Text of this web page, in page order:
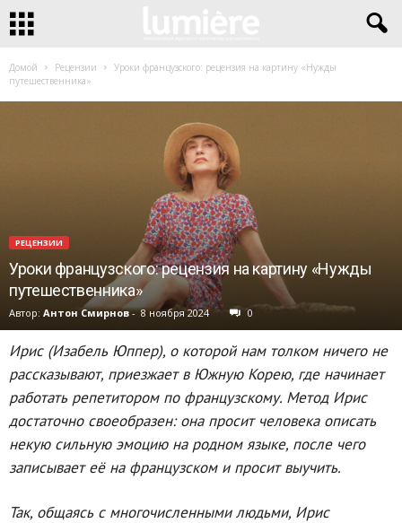
Домой Рецензии
Уроки французского: рецензия на картину «Нужды
путешественника»
РЕЦЕНЗИИ
Уроки французского: рецензия на картину «Нужды
путешественника»
Автор: Антон Смирнов- 8 ноября 2024 0
Ирис (Изабель Юппер), о которой нам толком ничего не
рассказывают, приезжает в Южную Корею, где начинает
работать репетитором по французскому. Метод Ирис
достаточно своеобразен: она просит человека описать
некую сильную эмоцию на родном языке, после чего
записывает её на французском и просит выучить.
Так, общаясь с многочисленными людьми, Ирис